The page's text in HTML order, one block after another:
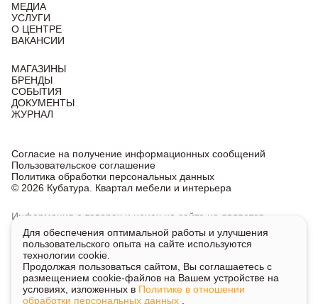
МЕДИА
УСЛУГИ
О ЦЕНТРЕ
ВАКАНСИИ
МАГАЗИНЫ
БРЕНДЫ
СОБЫТИЯ
ДОКУМЕНТЫ
ЖУРНАЛ
© 2026 Кубатура. Квартал мебели и интерьера
Согласие на получение информационных сообщений
Пользовательское соглашение
Политика обработки персональных данных
Информация о товарах и ценах на сайте не является
публичной офертой, носит исключительно информационный
характер.
Для получения подробной информации о наличии
и стоимости указанных товаров и услуг напишите или
позвоните нам.
Для обеспечения оптимальной работы и улучшения
пользовательского опыта на сайте используются
технологии cookie.
Продолжая пользоваться сайтом, Вы соглашаетесь с
размещением cookie-файлов на Вашем устройстве на
условиях, изложенных в Политике в отношении
обработки персональных данных